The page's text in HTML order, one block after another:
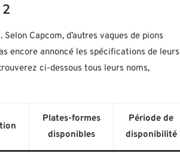
Capcom, d’autres vagues de pions
encore annoncé les spécifications de leurs
ci-dessous tous leurs noms,
Plates-formes
disponibles
Période de
disponibilité